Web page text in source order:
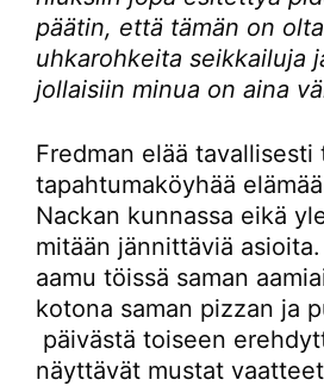
päätin, että tämän on
uhkarohkeita seikkailuja
jollaisiin minua on aina
Fredman elää tavallisesti
tapahtumaköyhää
Nackan kunnassa eikä
mitään jännittäviä
aamu töissä saman
kotona saman pizzan ja
päivästä toiseen
näyttävät mustat